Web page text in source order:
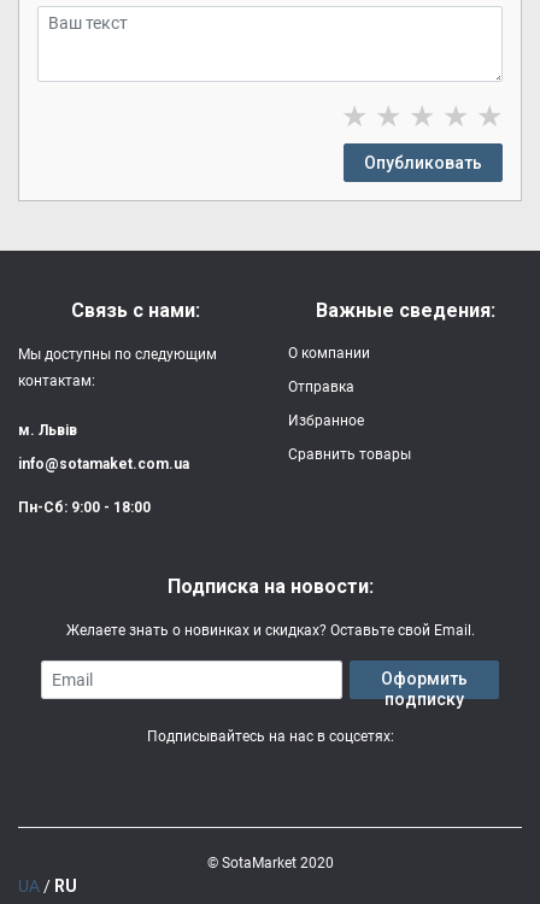
★ ★ ★ ★ ★
Опубликовать
Связь с нами:
Мы доступны по следующим
контактам:
м. Львів
info@sotamaket.com.ua
Пн-Сб: 9:00 - 18:00
Важные сведения:
О компании
Отправка
Избранное
Сравнить товары
Подписка на новости:
Желаете знать о новинках и скидках? Оставьте свой Email.
Email
Оформить
подписку
Подписывайтесь на нас в соцсетях:
© SotaMarket 2020
UA / RU